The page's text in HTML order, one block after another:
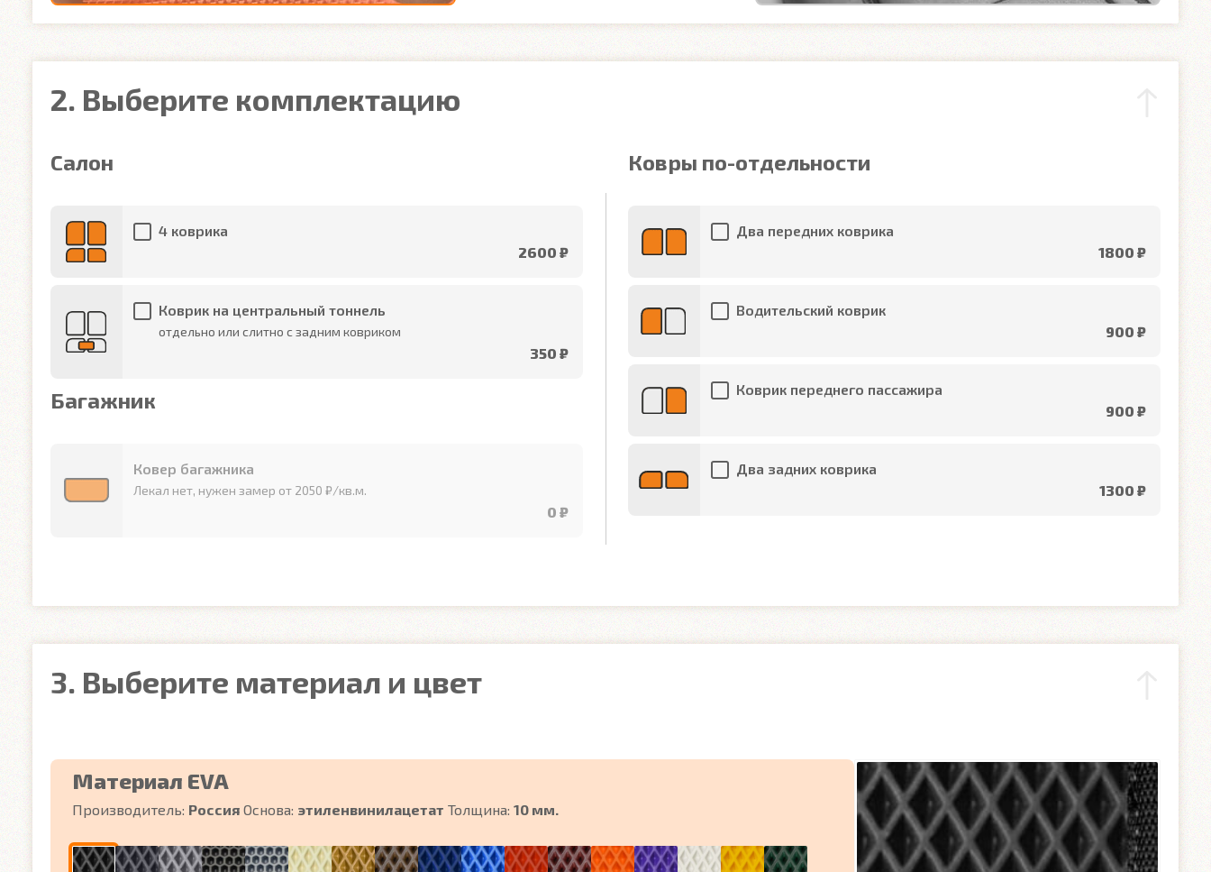
2. Выберите комплектацию
Салон
4 коврика
2600 ₽
Коврик на центральный тоннель
отдельно или слитно с задним ковриком
350 ₽
Багажник
Ковер багажника
Лекал нет, нужен замер от 2050 ₽/кв.м.
0 ₽
Ковры по-отдельности
Два передних коврика
1800 ₽
Водительский коврик
900 ₽
Коврик переднего пассажира
900 ₽
Два задних коврика
1300 ₽
3. Выберите материал и цвет
Материал EVA
Производитель: Россия Основа: этиленвинилацетат Толщина: 10 мм.